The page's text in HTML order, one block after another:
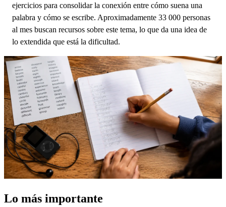
ejercicios para consolidar la conexión entre cómo suena una
palabra y cómo se escribe. Aproximadamente 33 000 personas
al mes buscan recursos sobre este tema, lo que da una idea de
lo extendida que está la dificultad.
Lo más importante